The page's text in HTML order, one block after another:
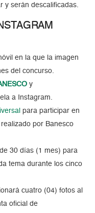
y serán descalificadas.
en la que la imagen
del concurso.
y
a Instagram.
para participar en
por Banesco
30 días (1 mes) para
tema durante los cinco
cuatro (04) fotos al
oficial de